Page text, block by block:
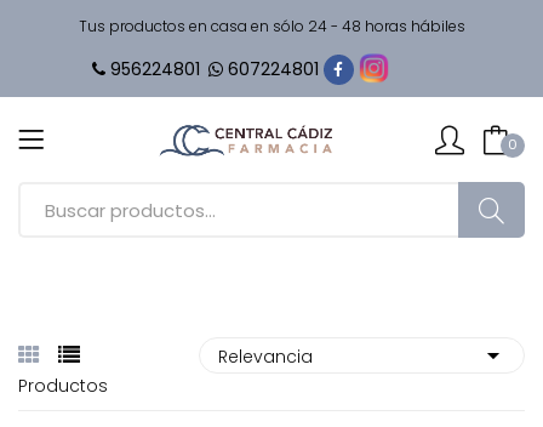
Tus productos en casa en sólo 24 - 48 horas hábiles
956224801 607224801
0
Productos